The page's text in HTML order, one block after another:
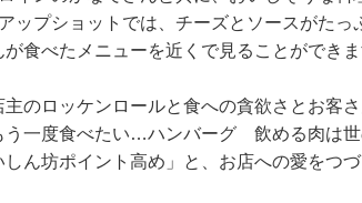
ップショットでは、チーズとソースがたっ
食べたメニューを近くで見ることができま
のロッケンロールと食への貪欲さとお客
一度食べたい…ハンバーグ 飲める肉は
ん坊ポイント高め」と、お店への愛をつづ